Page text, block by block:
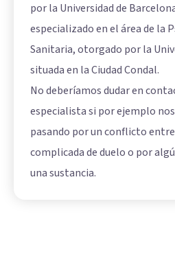
por la Universidad de
especializado en el área de la
Sanitaria, otorgado por la
situada en la Ciudad Condal.
No deberíamos dudar en
especialista si por ejemplo
pasando por un conflicto
complicada de duelo o por
una sustancia.